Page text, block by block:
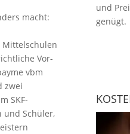
macht:
Mittelschulen
Vor-
vbm
zwei
SKF-
und Schüler,
und
genügt.